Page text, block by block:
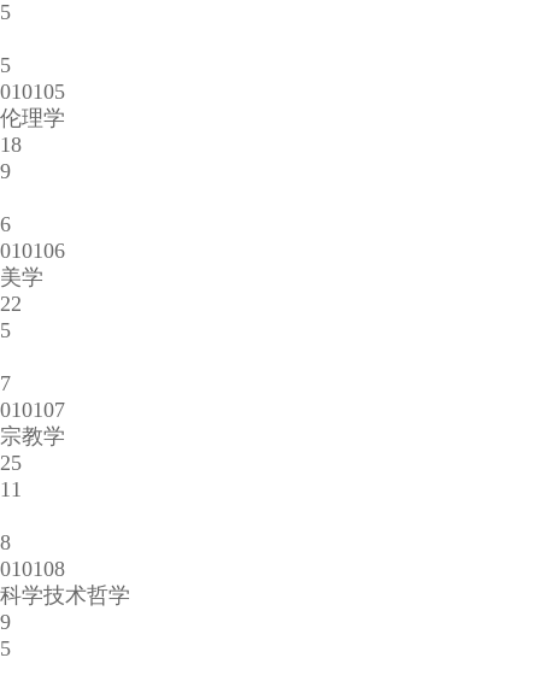
5
5
010105
伦理学
18
9
6
010106
美学
22
5
7
010107
宗教学
25
11
8
010108
科学技术哲学
9
5